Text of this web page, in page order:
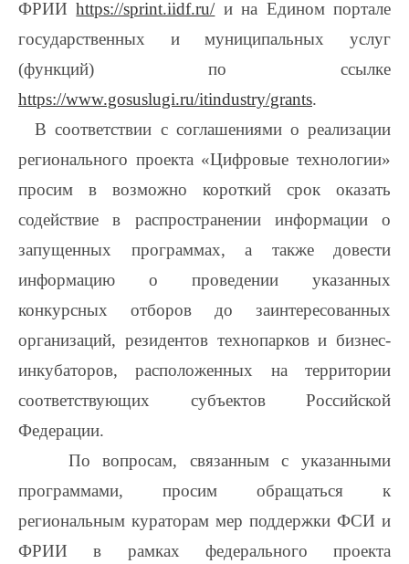
ФРИИhttps://sprint.iidf.ru/и на Едином портале
государственных и муниципальных услуг
(функций) по ссылке
https://www.gosuslugi.ru/itindustry/grants.
В соответствии с соглашениями о реализации
регионального проекта «Цифровые технологии»
просим в возможно короткий срок оказать
содействие в распространении информации о
запущенных программах, а также довести
информацию о проведении указанных
конкурсных отборов до заинтересованных
организаций, резидентов технопарков и бизнес-
инкубаторов, расположенных на территории
соответствующих субъектов Российской
Федерации.
По вопросам, связанным с указанными
программами, просим обращаться к
региональным кураторам мер поддержки ФСИ и
ФРИИ в рамках федерального проекта